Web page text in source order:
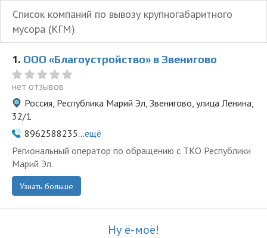
Список компаний по вывозу крупногабаритного
мусора (КГМ)
1. ООО «Благоустройство» в Звенигово
нет отзывов
Россия, Республика Марий Эл, Звенигово, улица Ленина,
32/1
8962588235...ещё
Региональный оператор по обращению с ТКО Республики
Марий Эл.
Узнать больше
Ну ё-моё!